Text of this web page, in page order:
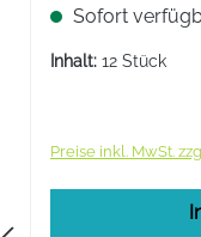
Minze-
ohne Wasser.
Sofort
Inhalt: 12 Stück
Preise inkl. MwSt.